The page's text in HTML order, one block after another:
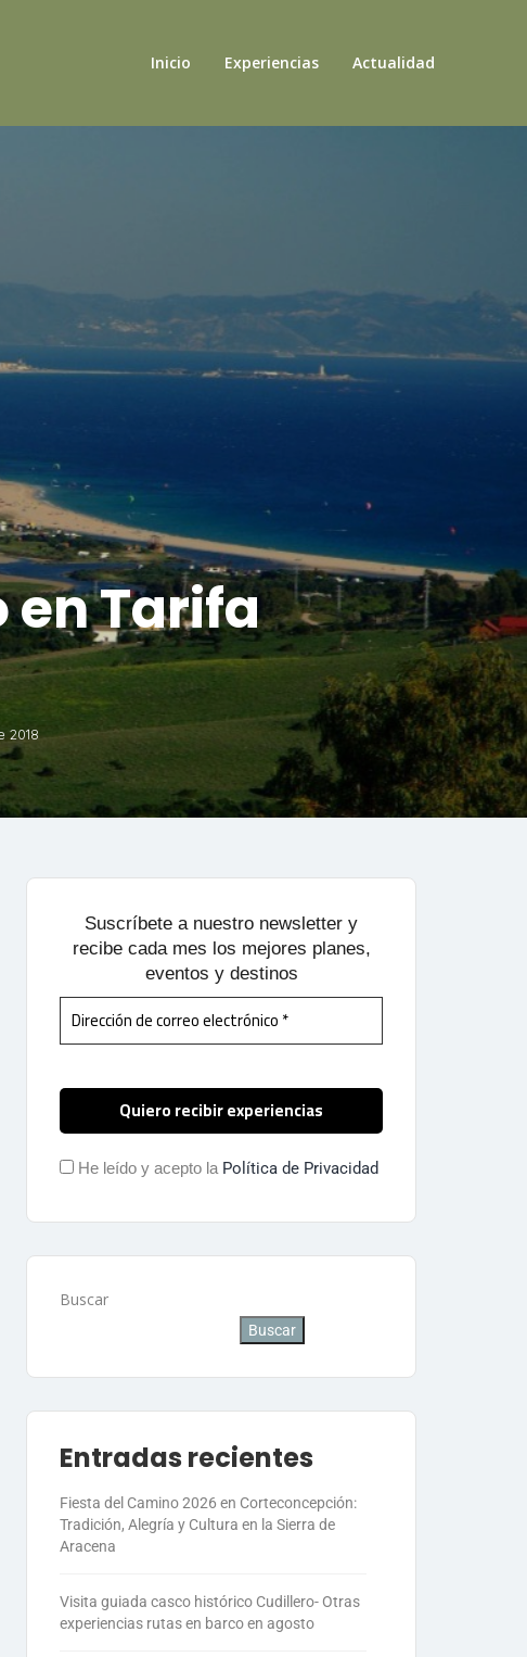
Inicio Experiencias Actualidad
en Tarifa
2018
Suscríbete a nuestro newsletter y
recibe cada mes los mejores planes,
eventos y destinos
He leído y acepto la Política de Privacidad
Buscar
Buscar
Entradas recientes
Fiesta del Camino 2026 en Corteconcepción:
Tradición, Alegría y Cultura en la Sierra de
Aracena
Visita guiada casco histórico Cudillero- Otras
experiencias rutas en barco en agosto